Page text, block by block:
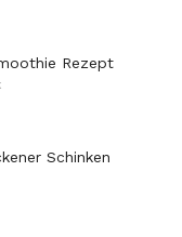
Rezept
Schinken